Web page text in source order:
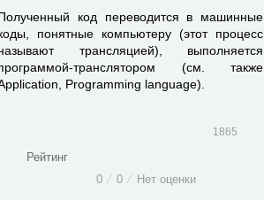
код переводится в машинные
понятные компьютеру (этот процесс
трансляцией), выполняется
транслятором (см. также
Programming language).
1865
Рейтинг
0 ⁄ 0 ⁄ Нет оценки